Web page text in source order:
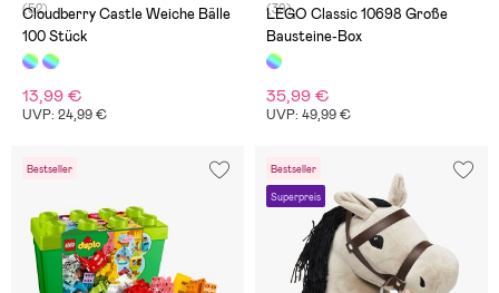
(52)
Cloudberry Castle Weiche Bälle
100 Stück
13,99 €
UVP: 24,99 €
(39)
LEGO Classic 10698 Große
Bausteine-Box
35,99 €
UVP: 49,99 €
Bestseller Bestseller
Superpreis